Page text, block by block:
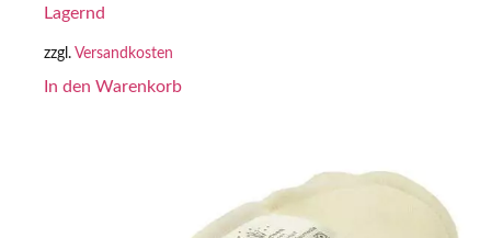
Lagernd
zzgl. Versandkosten
In den Warenkorb